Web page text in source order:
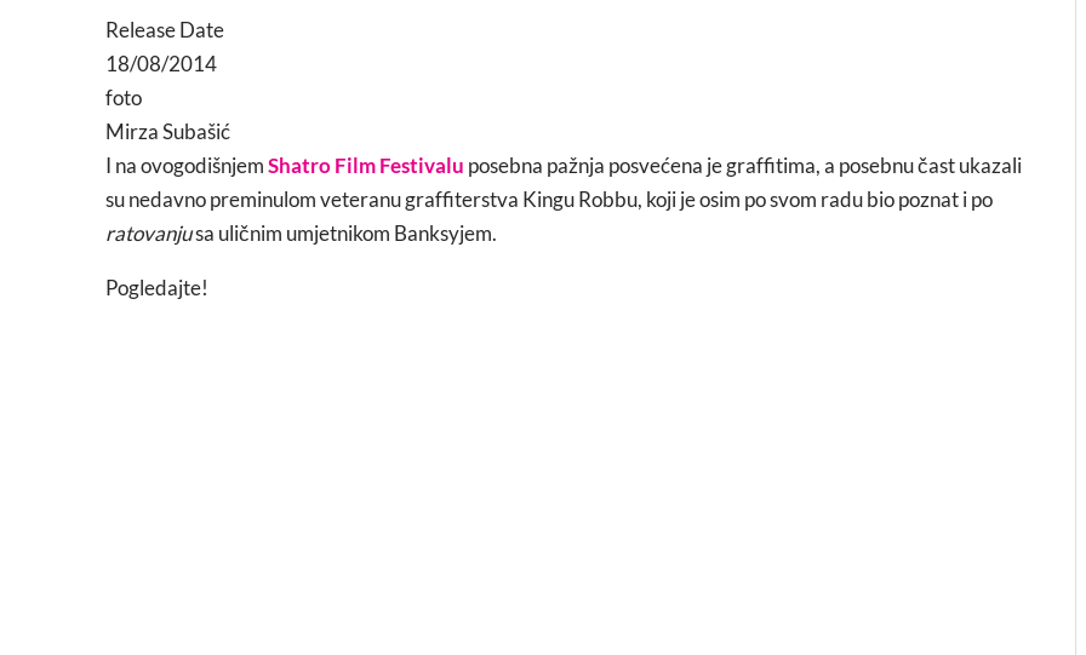
Release Date
18/08/2014
foto
Mirza Subašić
I na ovogodišnjemShatro Film Festivalu posebna pažnja posvećena je graffitima, a posebnu čast ukazali
su nedavno preminulom veteranu graffiterstva Kingu Robbu, koji je osim po svom radu bio poznat i po
ratovanjusa uličnim umjetnikom Banksyjem.
Pogledajte!